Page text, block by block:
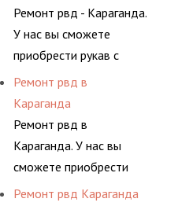
Ремонт рвд - Караганда.
У нас вы сможете
приобрести рукав с
разными фитингами и
комплектующими,
АДЫМ Инжиниринг
предлагает ремонт
шлангов высокого
Ремонт рвд в
Караганда
Ремонт рвд в
Караганда. У нас вы
сможете приобрести
рукав с разными
Ремонт рвд Караганда